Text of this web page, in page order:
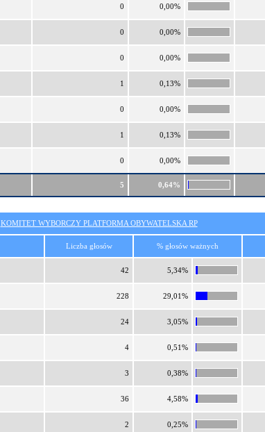
0 0,00%
0 0,00%
0 0,00%
1 0,13%
0 0,00%
1 0,13%
0 0,00%
5 0,64%
KOMITET WYBORCZY PLATFORMA OBYWATELSKA RP
Liczba głosów % głosów ważnych
42 5,34%
228 29,01%
24 3,05%
4 0,51%
3 0,38%
36 4,58%
2 0,25%